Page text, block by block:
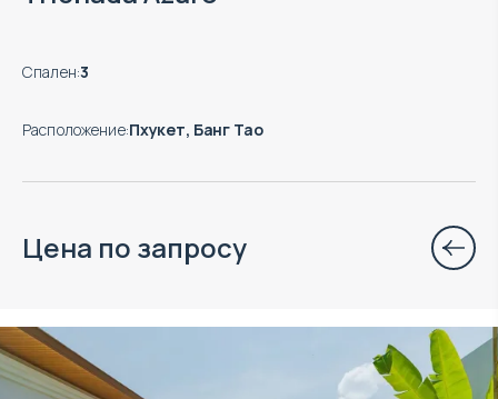
Спален:3
Расположение:Пхукет, Банг Тао
Цена по запросу